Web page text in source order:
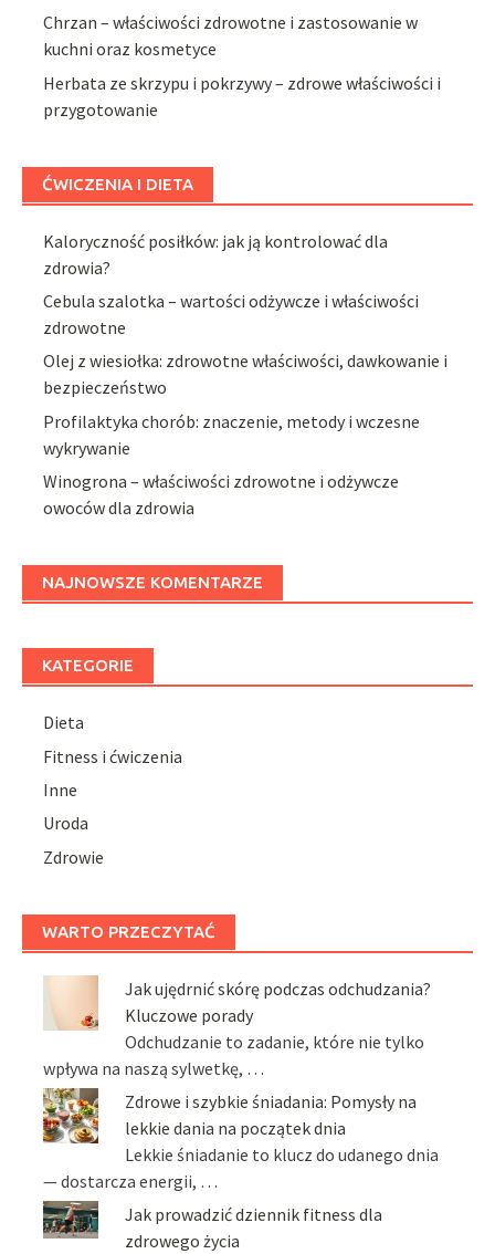
Chrzan – właściwości zdrowotne i zastosowanie w
kuchni oraz kosmetyce
Herbata ze skrzypu i pokrzywy – zdrowe właściwości i
przygotowanie
ĆWICZENIA I DIETA
Kaloryczność posiłków: jak ją kontrolować dla
zdrowia?
Cebula szalotka – wartości odżywcze i właściwości
zdrowotne
Olej z wiesiołka: zdrowotne właściwości, dawkowanie i
bezpieczeństwo
Profilaktyka chorób: znaczenie, metody i wczesne
wykrywanie
Winogrona – właściwości zdrowotne i odżywcze
owoców dla zdrowia
NAJNOWSZE KOMENTARZE
KATEGORIE
Dieta
Fitness i ćwiczenia
Inne
Uroda
Zdrowie
WARTO PRZECZYTAĆ
Jak ujędrnić skórę podczas odchudzania?
Kluczowe porady
Odchudzanie to zadanie, które nie tylko
wpływa na naszą sylwetkę, …
Zdrowe i szybkie śniadania: Pomysły na
lekkie dania na początek dnia
Lekkie śniadanie to klucz do udanego dnia
— dostarcza energii, …
Jak prowadzić dziennik fitness dla
zdrowego życia